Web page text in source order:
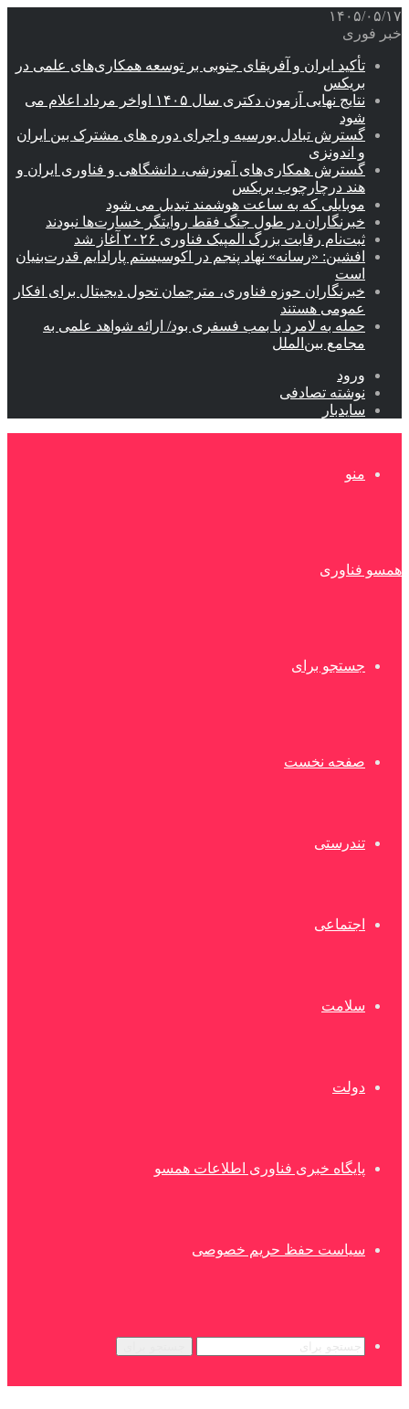
۱۴۰۵/۰۵/۱۷
خبر فوری
تأکید ایران و آفریقای جنوبی بر توسعه همکاری‌های علمی در
بریکس
نتایج نهایی آزمون دکتری سال ۱۴۰۵ اواخر مرداد اعلام می
شود
گسترش تبادل بورسیه و اجرای دوره های مشترک بین ایران
و اندونزی
گسترش همکاری‌های آموزشی، دانشگاهی و فناوری ایران و
هند درچارچوب بریکس
موبایلی که به ساعت هوشمند تبدیل می شود
خبرنگاران در طول جنگ فقط روایتگر خسارت‌ها نبودند
ثبت‌نام رقابت بزرگ المپیک فناوری ۲۰۲۶ آغاز شد
افشین: «رسانه» نهاد پنجم در اکوسیستم پارادایم قدرت‌بنیان
است
خبرنگاران حوزه فناوری، مترجمان تحول دیجیتال برای افکار
عمومی هستند
حمله به لامرد با بمب فسفری بود/ ارائه شواهد علمی به
مجامع بین‌الملل
ورود
نوشته تصادفی
سایدبار
منو
همسو فناوری
جستجو برای
صفحه نخست
تندرستی
اجتماعی
سلامت
دولت
پایگاه خبری فناوری اطلاعات همسو
سیاست حفظ حریم خصوصی